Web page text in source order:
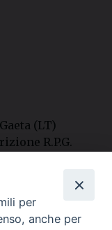
(LT)
R.P.G.
per
anche per